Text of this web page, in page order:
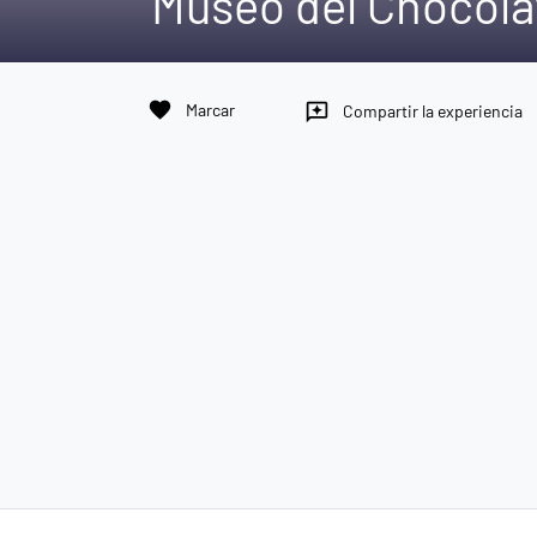
favorite Marcar reviews Compartir la experiencia